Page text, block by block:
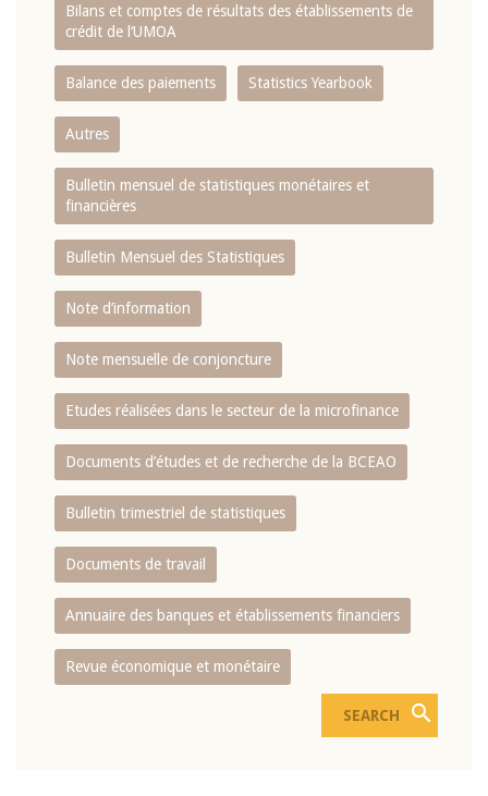
Bilans et comptes de résultats des établissements de
crédit de l‘UMOA
Balance des paiements Statistics Yearbook
Autres
Bulletin mensuel de statistiques monétaires et
financières
Bulletin Mensuel des Statistiques
Note d’information
Note mensuelle de conjoncture
Etudes réalisées dans le secteur de la microfinance
Documents d’études et de recherche de la BCEAO
Bulletin trimestriel de statistiques
Documents de travail
Annuaire des banques et établissements financiers
Revue économique et monétaire